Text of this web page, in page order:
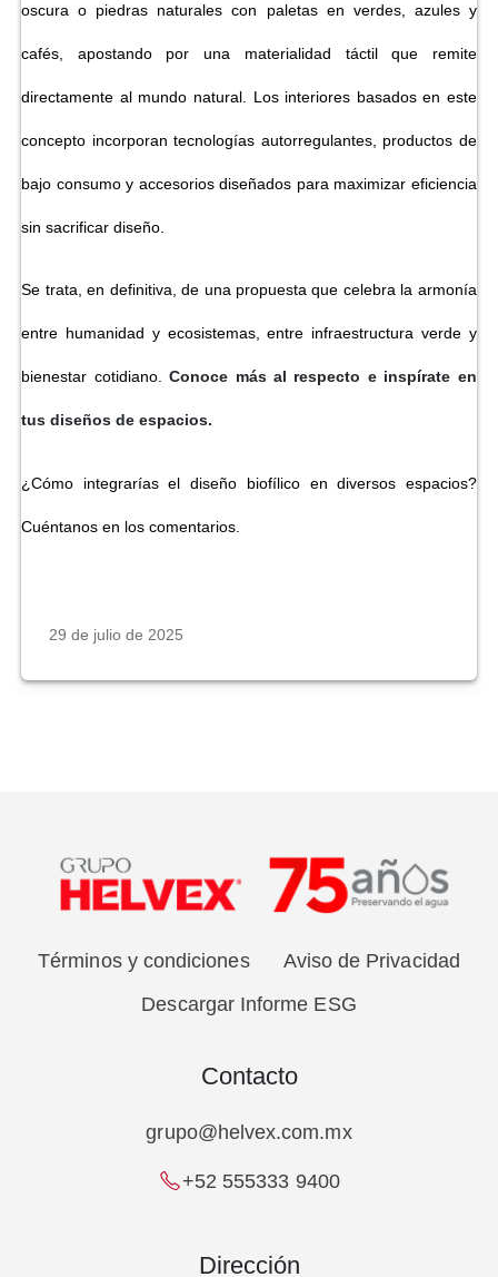
oscura o piedras naturales con paletas en verdes, azules y
cafés, apostando por una materialidad táctil que remite
directamente al mundo natural. Los interiores basados en este
concepto incorporan tecnologías autorregulantes, productos de
bajo consumo y accesorios diseñados para maximizar eficiencia
sin sacrificar diseño.
Se trata, en definitiva, de una propuesta que celebra la armonía
entre humanidad y ecosistemas, entre infraestructura verde y
bienestar cotidiano.Conoce más al respecto e inspírate en
tus diseños de espacios.
¿Cómo integrarías el diseño biofílico en diversos espacios?
Cuéntanos en los comentarios.
29 de julio de 2025
Términos y condiciones
Aviso de Privacidad
Descargar Informe ESG
Contacto
grupo@helvex.com.mx
+52 555333 9400
Dirección